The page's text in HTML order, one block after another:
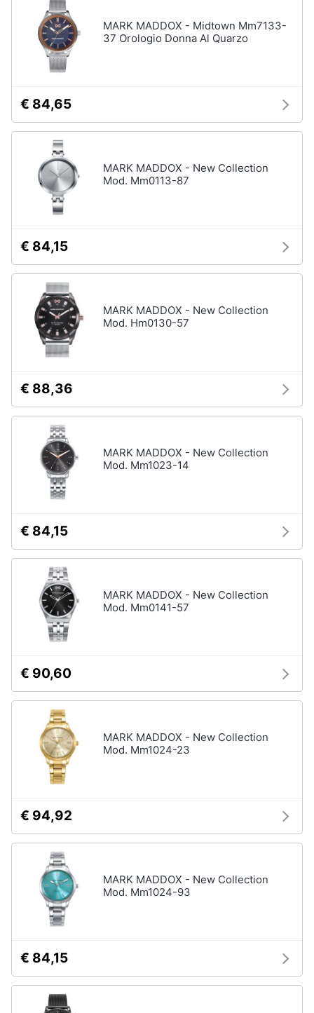
MARK MADDOX - Midtown Mm7133-
37 Orologio Donna Al Quarzo
€ 84,65
MARK MADDOX - New Collection
Mod. Mm0113-87
€ 84,15
MARK MADDOX - New Collection
Mod. Hm0130-57
€ 88,36
MARK MADDOX - New Collection
Mod. Mm1023-14
€ 84,15
MARK MADDOX - New Collection
Mod. Mm0141-57
€ 90,60
MARK MADDOX - New Collection
Mod. Mm1024-23
€ 94,92
MARK MADDOX - New Collection
Mod. Mm1024-93
€ 84,15